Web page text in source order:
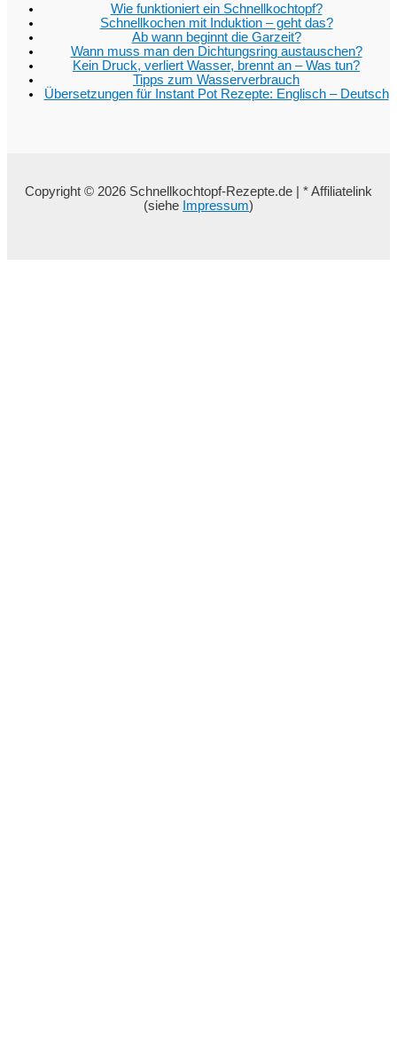
Wie funktioniert ein Schnellkochtopf?
Schnellkochen mit Induktion – geht das?
Ab wann beginnt die Garzeit?
Wann muss man den Dichtungsring austauschen?
Kein Druck, verliert Wasser, brennt an – Was tun?
Tipps zum Wasserverbrauch
Übersetzungen für Instant Pot Rezepte: Englisch – Deutsch
Copyright © 2026 Schnellkochtopf-Rezepte.de | * Affiliatelink
(siehe Impressum)